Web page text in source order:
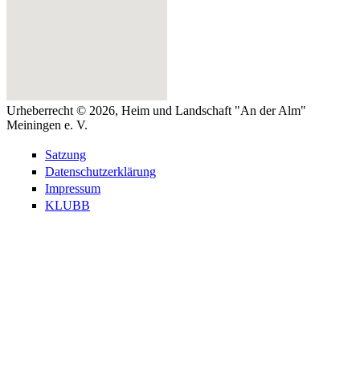
Urheberrecht © 2026, Heim und Landschaft "An der Alm"
Meiningen e. V.
Satzung
Datenschutzerklärung
Impressum
KLUBB